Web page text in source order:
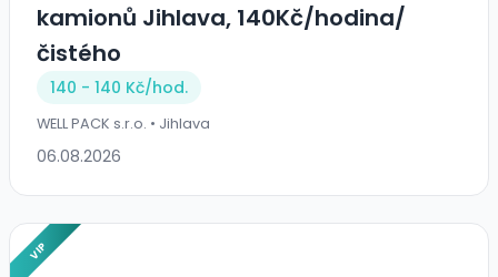
kamionů Jihlava, 140Kč/hodina/
čistého
140 - 140 Kč/hod.
WELL PACK s.r.o. • Jihlava
06.08.2026
VIP